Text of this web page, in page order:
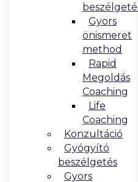
Gyors
önismeret
method
Rapid
Megoldás
Coaching
Life
Coaching
Konzultáció
Gyógyító
beszélgetés
Gyors